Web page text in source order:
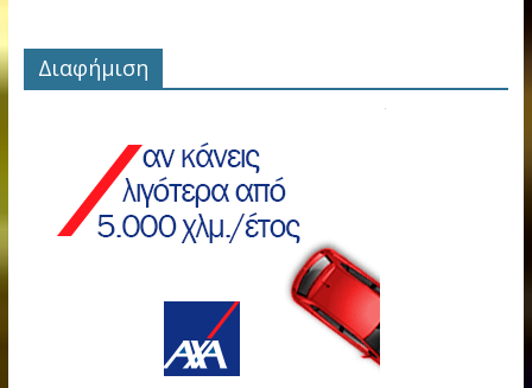
Διαφήμιση